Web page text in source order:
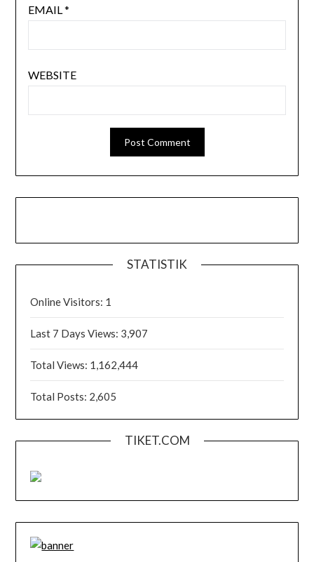
EMAIL*
WEBSITE
STATISTIK
Online Visitors: 1
Last 7 Days Views: 3,907
Total Views: 1,162,444
Total Posts: 2,605
TIKET.COM